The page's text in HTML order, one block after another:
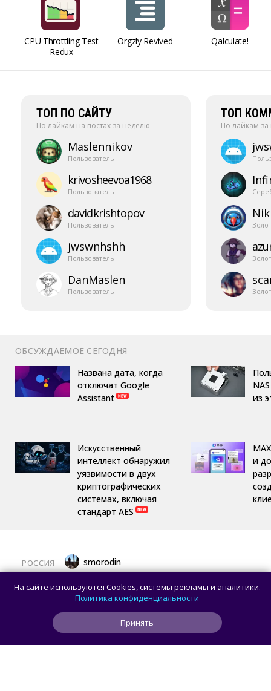
CPU Throttling Test
Redux
Orgzly Revived Qalculate!
ТОП ПО САЙТУ
По лайкам на постах за неделю
Maslennikov
Пользователь
krivosheevoa1968
Пользователь
davidkrishtopov
Пользователь
jwswnhshh
Пользователь
DanMaslen
Пользователь
ТОП
По лайкам
ОБСУЖДАЕМОЕ СЕГОДНЯ
Названа дата, когда
отключат Google
Assistant
Искусственный
интеллект обнаружил
уязвимости в двух
криптографических
системах, включая
стандарт AES
из
и
РОССИЯ smorodin
MAX откроет API и документацию, чтобы
разработчики могли создавать
сторонние клиенты
На сайте используются Cookies, системы рекламы и аналитики.
Политика конфиденциальности
Принять